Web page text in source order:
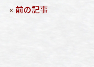
« 前の記事